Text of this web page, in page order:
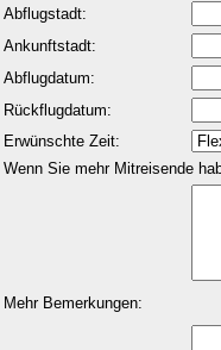
Abflugstadt:
Ankunftstadt:
Abflugdatum:
Rückflugdatum:
Erwünschte Zeit:
Wenn Sie mehr Mitreisende
Mehr Bemerkungen: